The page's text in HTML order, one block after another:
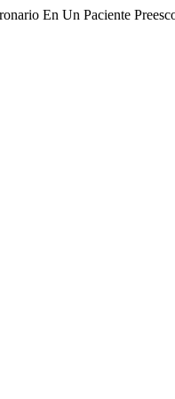
En Un Paciente